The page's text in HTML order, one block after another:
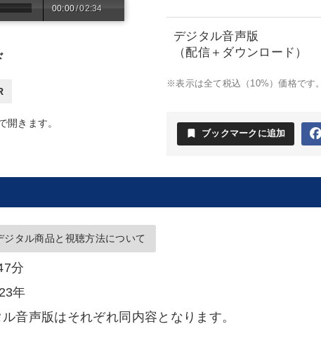
00:00/02:34
開きます。
デジタル音声版
（配信＋ダウンロード）
※表示は全て税込（10%）価格です。
bookmark ブックマークに追加
ジタル商品と視聴方法について
分
年
音声版はそれぞれ同内容となります。